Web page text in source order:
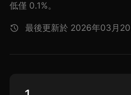
低僅 0.1%。
最後更新於 2026年03月20